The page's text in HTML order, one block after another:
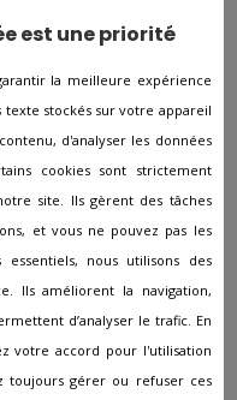
est une priorité
la meilleure expérience
texte stockés sur votre appareil
d'analyser les données
cookies sont strictement
site. Ils gèrent des tâches
et vous ne pouvez pas les
nous utilisons des
Ils améliorent la navigation,
d’analyser le trafic. En
votre accord pour l'utilisation
toujours gérer ou refuser ces